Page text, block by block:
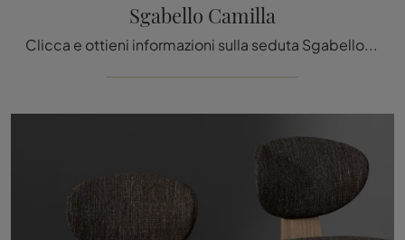
Sgabello Camilla
Clicca e ottieni informazioni sulla seduta Sgabello Camilla di Cattelan Italia in pelle: le più belle Sedie sgabelli design ti aspettano.